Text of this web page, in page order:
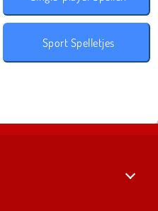
Sport Spelletjes